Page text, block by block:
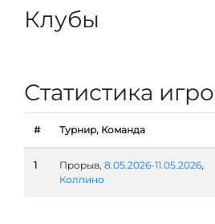
Клубы
Статистика
# Турнир, Команда
1 Прорыв, 8.05.2026-11.05.2026,
Колпино